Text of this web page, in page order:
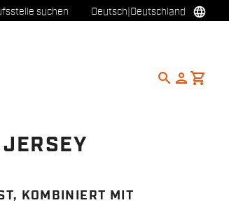
suchen Deutsch Deutschland language
search person shopping_cart
KOMBINIERT MIT